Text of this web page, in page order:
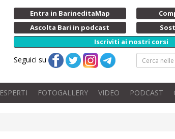
Entra in BarineditaMap
Ascolta Bari in podcast
Iscriviti ai nostri corsi
Seguici su
ESPERTI FOTOGALLERY VIDEO PODCAST